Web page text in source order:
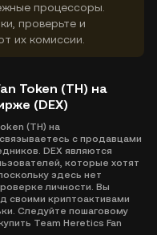
процессоры.
проверьте и
их комиссии.
Token (TH) на
(DEX)
(TH) на
с продавцами
DEX являются
которые хотят
здесь нет
личности. Вы
своими криптоактивами
Следуйте пошаговому
Team Heretics Fan